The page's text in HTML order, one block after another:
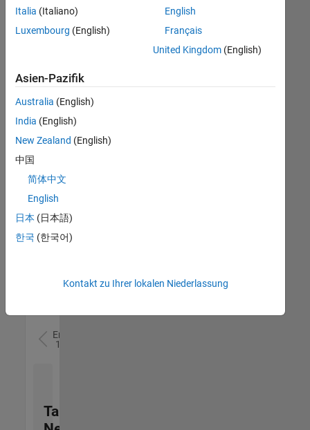
Region
Account
Manager -
Commercial
(m/f/d)
DE-München
Senior Utilities and Energy Market Developer (m/f/d)
and Energy
Market
Developer
Marketing |
Ergebnisse
1- 2 von
Talent
Italia (Italiano)
Luxembourg (English)
English
Français
United Kingdom(English)
Asien-Pazifik
Australia (English)
India (English)
New Zealand (English)
中国
简体中文
English
日本 (日本語)
한국 (한국어)
Kontakt zu Ihrer lokalen Niederlassung